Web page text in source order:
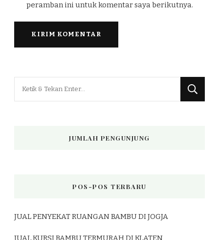
peramban ini untuk komentar saya berikutnya.
JUMLAH PENGUNJUNG
POS-POS TERBARU
JUAL PENYEKAT RUANGAN BAMBU DI JOGJA
JUAL KURSI BAMBU TERMURAH DI KLATEN